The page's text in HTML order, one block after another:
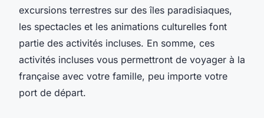
excursions terrestres sur des îles paradisiaques,
les spectacles et les animations culturelles font
partie des activités incluses. En somme, ces
activités incluses vous permettront de voyager à la
française avec votre famille, peu importe votre
port de départ.